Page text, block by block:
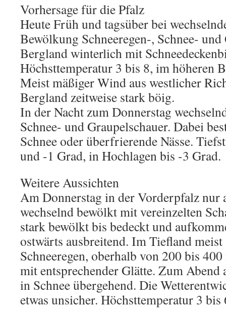
Vorhersage für die Pfalz
Heute Früh und tagsüber bei
Bewölkung Schneeregen-, Schnee-
Bergland winterlich mit
Höchsttemperatur 3 bis 8, im höheren
Meist mäßiger Wind aus westlicher
Bergland zeitweise stark böig.
In der Nacht zum Donnerstag
Schnee- und Graupelschauer. Dabei
Schnee oder überfrierende Nässe.
und -1 Grad, in Hochlagen bis -3 Grad.
Weitere Aussichten
Am Donnerstag in der Vorderpfalz nur
wechselnd bewölkt mit vereinzelten
stark bewölkt bis bedeckt und
ostwärts ausbreitend. Im Tiefland meist
Schneeregen, oberhalb von 200 bis
mit entsprechender Glätte. Zum
in Schnee übergehend. Die
etwas unsicher. Höchsttemperatur 3